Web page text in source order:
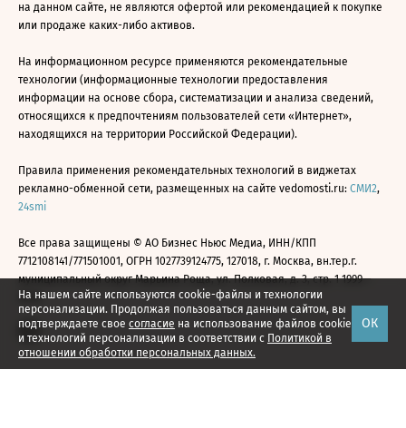
На нашем сайте используются cookie-файлы и технологии
персонализации. Продолжая пользоваться данным сайтом, вы
подтверждаете свое согласие на использование файлов cookie
и технологий персонализации в соответствии с Политикой в
отношении обработки персональных данных.
ОК
на данном сайте, не являются офертой или рекомендацией к покупке
или продаже каких-либо активов.
На информационном ресурсе применяются рекомендательные
технологии (информационные технологии предоставления
информации на основе сбора, систематизации и анализа сведений,
относящихся к предпочтениям пользователей сети «Интернет»,
находящихся на территории Российской Федерации).
Правила применения рекомендательных технологий в виджетах
рекламно-обменной сети, размещенных на сайте vedomosti.ru: СМИ2,
24smi
Все права защищены © АО Бизнес Ньюс Медиа, ИНН/КПП
7712108141/771501001, ОГРН 1027739124775, 127018, г. Москва, вн.тер.г.
муниципальный округ Марьина Роща, ул. Полковая, д. 3, стр. 1 1999—
2026